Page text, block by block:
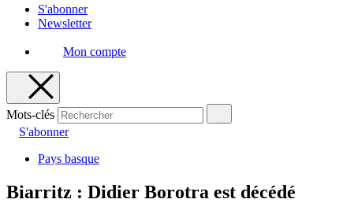
S'abonner
Newsletter
Mon compte
Mots-clés
S'abonner
Pays basque
Biarritz : Didier Borotra est décédé